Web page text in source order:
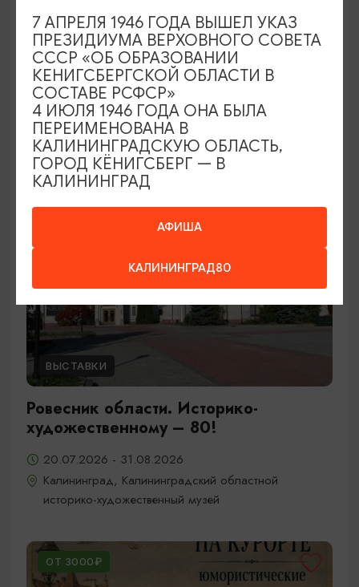
Семейный клуб выходного дня в
Морском выставочном центре
19.07.2026 - 30.08.2026, СБ 12:00, 13:00
Светлогорск, Морской выставочный центр г.
Светлогорск
ВЫСТАВКИ
Ровесник области. Историко-
художественному – 80!
20.07.2026 - 31.08.2026
Калининград, Калининградский областной
историко-художественный музей
ОТ 3000₽
АФИША
КАЛИНИНГРАД80
7 АПРЕЛЯ 1946 ГОДА ВЫШЕЛ УКАЗ
ПРЕЗИДИУМА ВЕРХОВНОГО СОВЕТА
СССР «ОБ ОБРАЗОВАНИИ
КЕНИГСБЕРГСКОЙ ОБЛАСТИ В
СОСТАВЕ РСФСР»
4 ИЮЛЯ 1946 ГОДА ОНА БЫЛА
ПЕРЕИМЕНОВАНА В
КАЛИНИНГРАДСКУЮ ОБЛАСТЬ,
ГОРОД КЁНИГСБЕРГ — В
КАЛИНИНГРАД